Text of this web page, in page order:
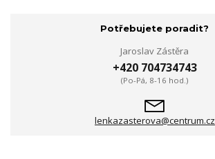
Potřebujete poradit?
Jaroslav Zástěra
+420 704734743
(Po-Pá, 8-16 hod.)
lenkazasterova@centrum.cz